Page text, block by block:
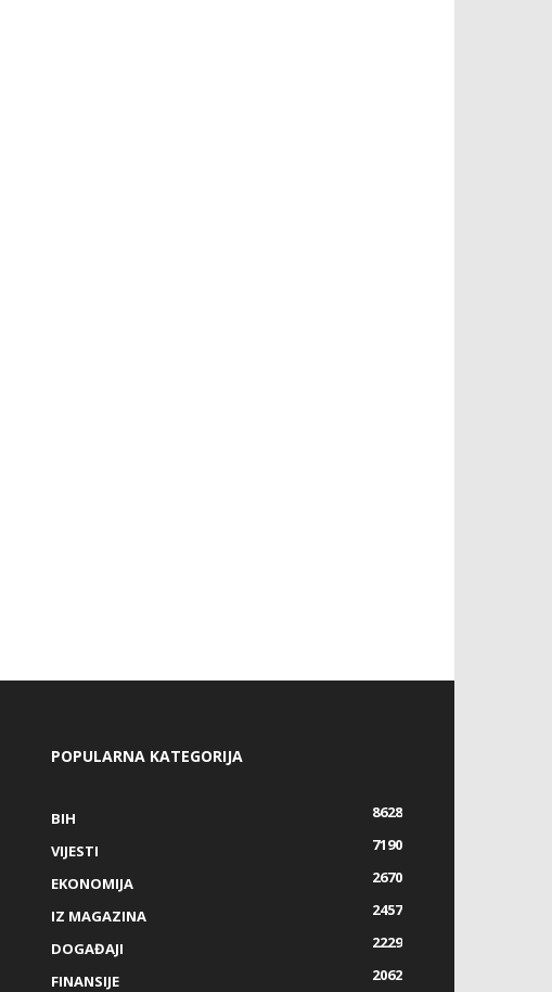
POPULARNA KATEGORIJA
BIH
8628
VIJESTI
7190
EKONOMIJA
2670
IZ MAGAZINA
2457
DOGAĐAJI
2229
FINANSIJE
2062